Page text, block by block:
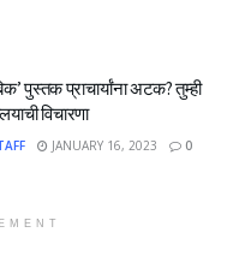
पुस्तक प्राचार्यांना अटक? तुम्ही
विचारणा
JANUARY 16, 2023 0